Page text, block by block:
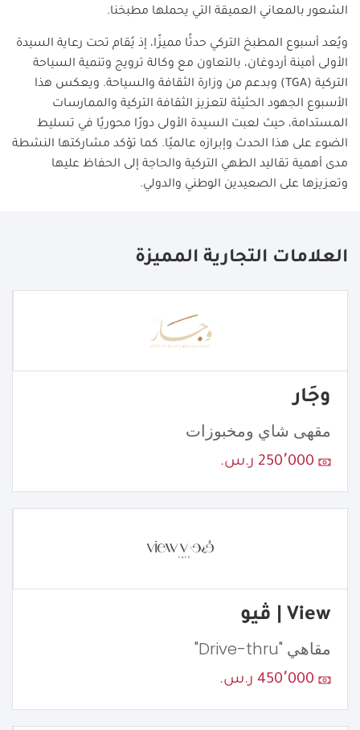
الشعور بالمعاني العميقة التي يحملها مطبخنا.
ويُعد أسبوع المطبخ التركي حدثًا مميزًا، إذ يُقام تحت رعاية السيدة
الأولى أمينة أردوغان، بالتعاون مع وكالة ترويج وتنمية السياحة
التركية (TGA)
وبدعم من وزارة الثقافة والسياحة. ويعكس هذا
الأسبوع الجهود الحثيثة لتعزيز الثقافة التركية والممارسات
المستدامة، حيث لعبت السيدة الأولى دورًا محوريًا في تسليط
الضوء على هذا الحدث وإبرازه عالميًا. كما تؤكد مشاركتها النشطة
مدى أهمية تقاليد الطهي التركية والحاجة إلى الحفاظ عليها
وتعزيزها على الصعيدين الوطني والدولي.
العلامات التجارية المميزة
وجَار
مقهى شاي ومخبوزات
250٬000 ر.س.
View | ڤيو
مقاهي "Drive-thru"
450٬000 ر.س.